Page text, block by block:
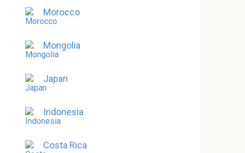
Morocco
Mongolia
Japan
Indonesia
Costa Rica